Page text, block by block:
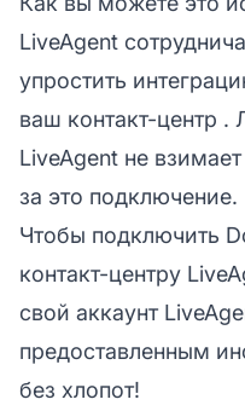
LiveAgent
упростить
ваш контакт-центр .
LiveAgent не
за это подключение.
Чтобы подключить
контакт-центру
свой аккаунт
предоставленным
без хлопот!